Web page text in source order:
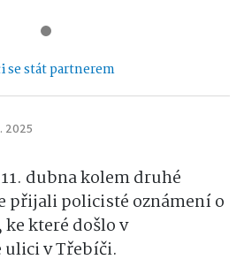
se stát partnerem
2025
dubna kolem druhé
přijali policisté oznámení o
které došlo v
v Třebíči.